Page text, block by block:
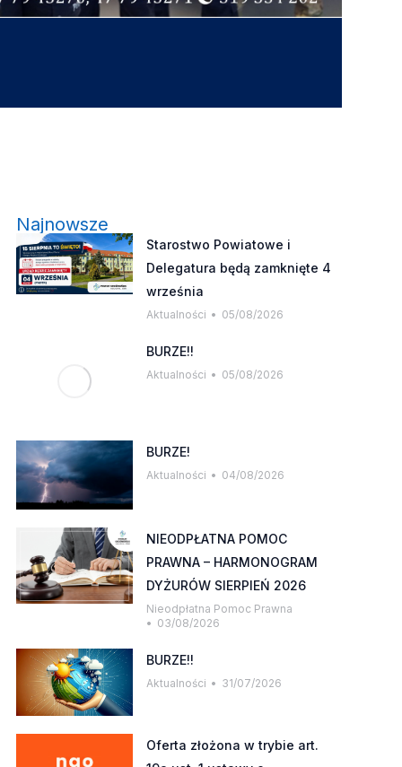
Najnowsze
Starostwo Powiatowe i
Delegatura będą zamknięte 4
września
Aktualności 05/08/2026
BURZE!!
Aktualności 05/08/2026
BURZE!
Aktualności 04/08/2026
NIEODPŁATNA POMOC
PRAWNA – HARMONOGRAM
DYŻURÓW SIERPIEŃ 2026
Nieodpłatna Pomoc Prawna
03/08/2026
BURZE!!
Aktualności 31/07/2026
Oferta złożona w trybie art.